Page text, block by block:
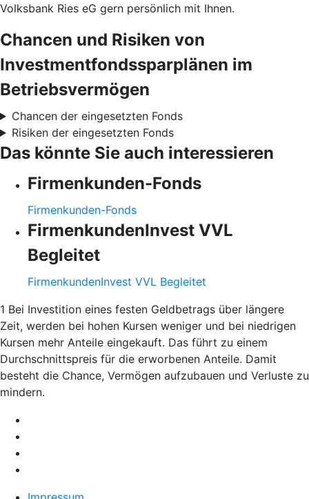
Volksbank Ries eG gern persönlich mit Ihnen.
Chancen und Risiken von
Investmentfondssparplänen im
Betriebsvermögen
Chancen der eingesetzten Fonds
Risiken der eingesetzten Fonds
Das könnte Sie auch interessieren
Firmenkunden-Fonds
Firmenkunden-Fonds
FirmenkundenInvest VVL
Begleitet
FirmenkundenInvest VVL Begleitet
1 Bei Investition eines festen Geldbetrags über längere
Zeit, werden bei hohen Kursen weniger und bei niedrigen
Kursen mehr Anteile eingekauft. Das führt zu einem
Durchschnittspreis für die erworbenen Anteile. Damit
besteht die Chance, Vermögen aufzubauen und Verluste zu
mindern.